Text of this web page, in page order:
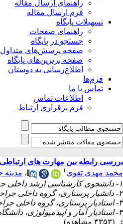
راهنمای ارسال مقاله
فرم ارسال مقاله
تسهیلات پایگاه
راهنمای صفحات
جستجو در پایگاه
صفحه پرسش‌های متداول
صفحه برترین‌های پایگاه
اطلاع‌رسانی به دوستان
فرم‌ها
تماس با ما
اطلاعات تماس
فرم برقراری ارتباط
بررسی رابطه بین مهارت های ارتباطی
محمد مهدی تقوی ۱ ،
۱- دانشجوی کارشناسی ارشد داخلی جراحی پرستاری، دانشکده پرستاری و مامایی ارومیه، دانشگاه علوم پزشکی ارومیه، ارومیه، ایران
۲- دانشیار پرستاری، گروه داخلی جراحی، دانشکده پرستاری و مامایی، دانشگاه علوم پزشکی ارومیه، ارومیه، ایران
۳- استادیار پرستاری، گروه داخلی جراحی، دانشکده پرستاری و مامایی، دانشگاه علوم پزشکی ارومیه، ارومیه، ایران ،
۴- استادیار آمار و اپیدمیولوژی، دانشگاه علوم پزشکی ارومیه، ارومیه، ایران
:
(۳۳۵۳ مشاهده)